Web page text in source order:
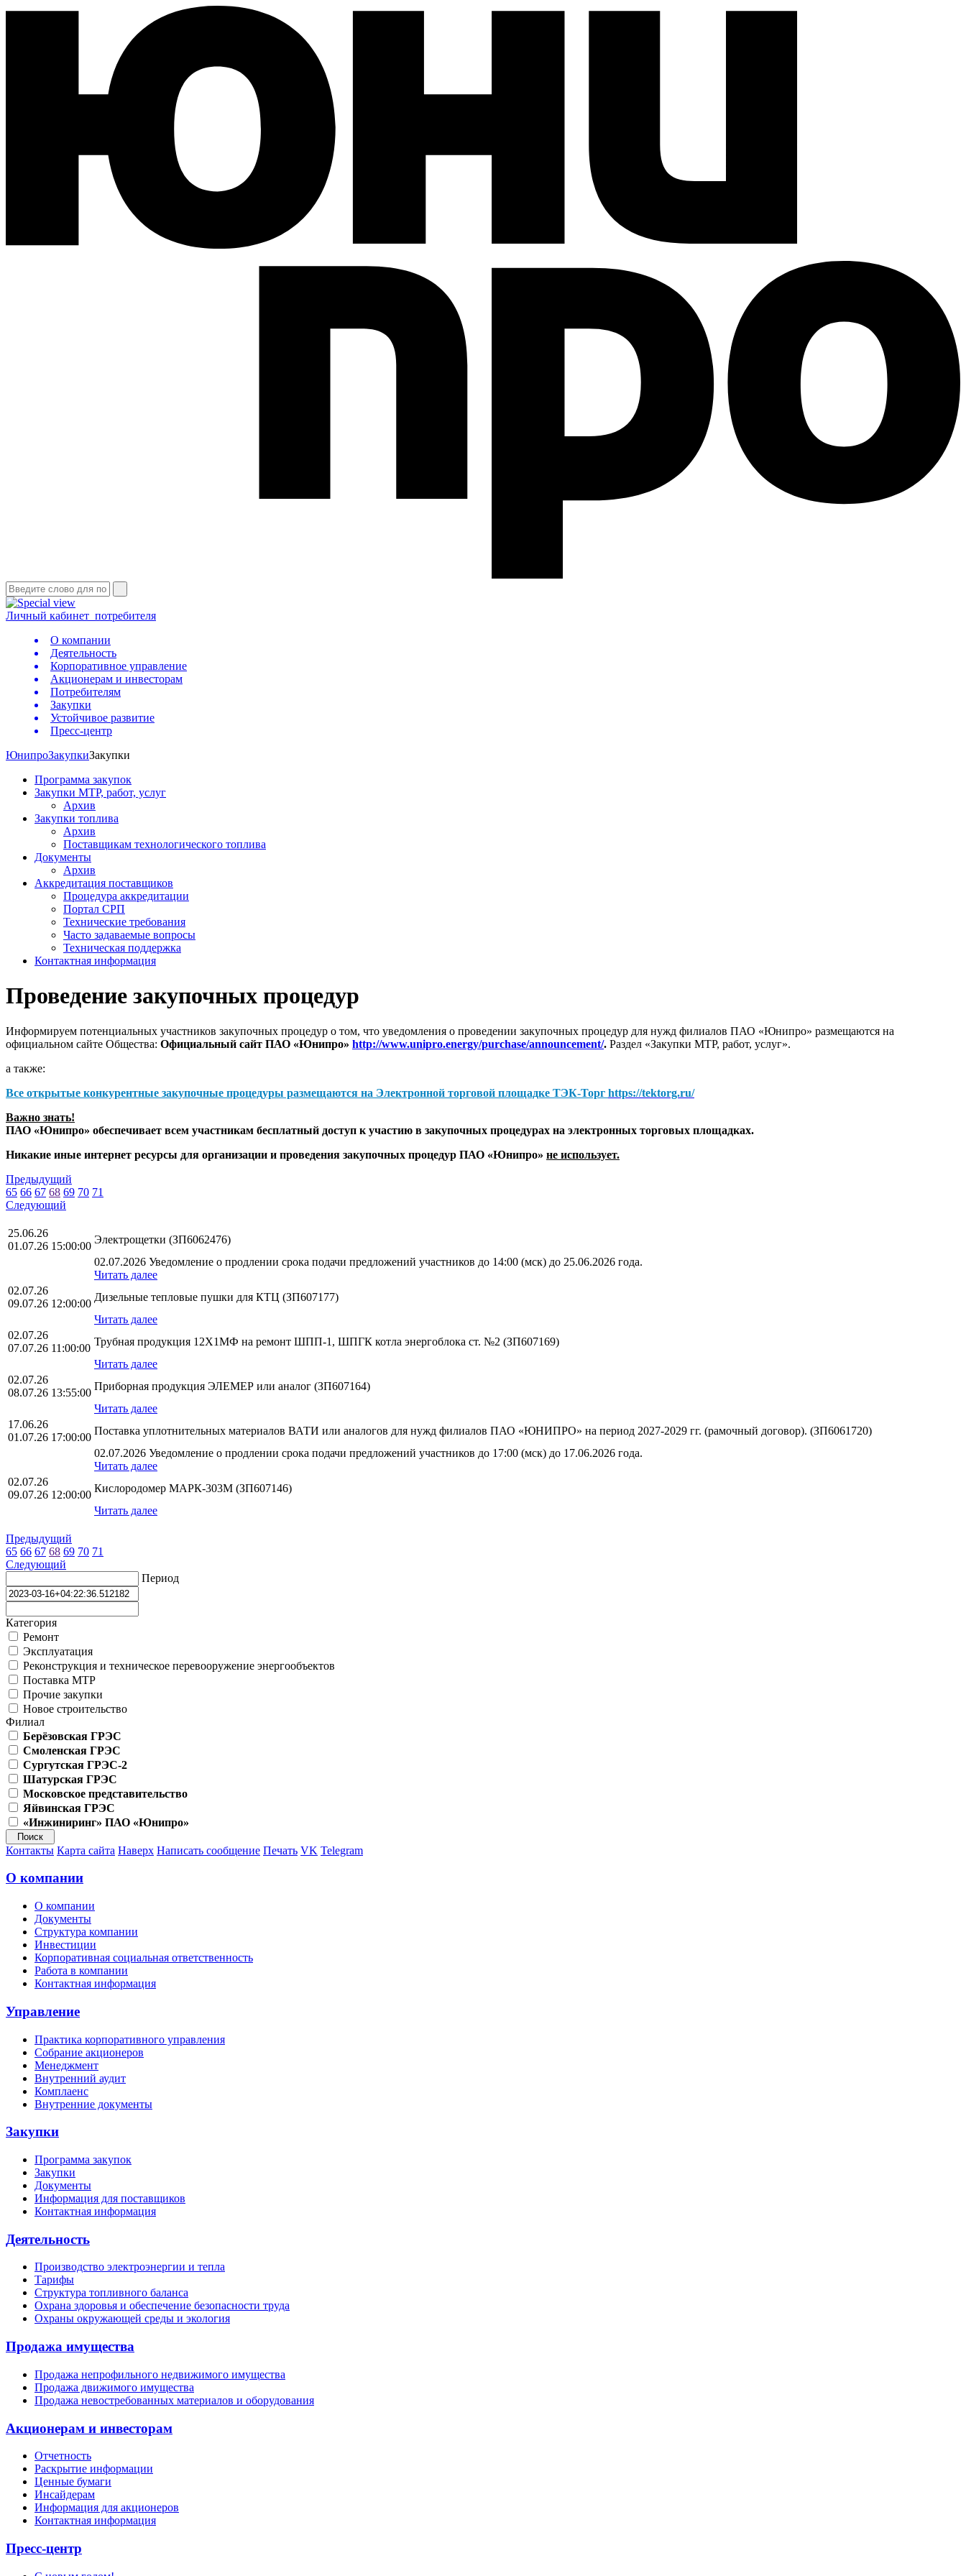
Личный кабинет потребителя
О компании
Деятельность
Корпоративное управление
Акционерам и инвесторам
Потребителям
Закупки
Устойчивое развитие
Пресс-центр
ЮнипроЗакупкиЗакупки
Программа закупок
Закупки МТР, работ, услуг
Архив
Закупки топлива
Архив
Поставщикам технологического топлива
Документы
Архив
Аккредитация поставщиков
Процедура аккредитации
Портал СРП
Технические требования
Часто задаваемые вопросы
Техническая поддержка
Контактная информация
Проведение закупочных процедур
Информируем потенциальных участников закупочных процедур о том, что уведомления о проведении закупочных процедур для нужд филиалов ПАО «Юнипро» размещаются на
официальном сайте Общества: Официальный сайт ПАО «Юнипро» http://www.unipro.energy/purchase/announcement/. Раздел «Закупки МТР, работ, услуг».
а также:
Все открытые конкурентные закупочные процедуры размещаются на Электронной торговой площадке ТЭК-Торг https://tektorg.ru/
Важно знать!
ПАО «Юнипро» обеспечивает всем участникам бесплатный доступ к участию в закупочных процедурах на электронных торговых площадках.
Никакие иные интернет ресурсы для организации и проведения закупочных процедур ПАО «Юнипро» не использует.
Предыдущий
65 66 67 68 69 70 71
Следующий
25.06.26
01.07.26 15:00:00
Электрощетки (ЗП6062476)
02.07.2026 Уведомление о продлении срока подачи предложений участников до 14:00 (мск) до 25.06.2026 года.
Читать далее
02.07.26
09.07.26 12:00:00
Дизельные тепловые пушки для КТЦ (ЗП607177)
Читать далее
02.07.26
07.07.26 11:00:00
Трубная продукция 12Х1МФ на ремонт ШПП-1, ШПГК котла энергоблока ст. №2 (ЗП607169)
Читать далее
02.07.26
08.07.26 13:55:00
Приборная продукция ЭЛЕМЕР или аналог (ЗП607164)
Читать далее
17.06.26
01.07.26 17:00:00
Поставка уплотнительных материалов ВАТИ или аналогов для нужд филиалов ПАО «ЮНИПРО» на период 2027-2029 гг. (рамочный договор). (ЗП6061720)
02.07.2026 Уведомление о продлении срока подачи предложений участников до 17:00 (мск) до 17.06.2026 года.
Читать далее
02.07.26
09.07.26 12:00:00
Кислородомер МАРК-303М (ЗП607146)
Читать далее
Предыдущий
65 66 67 68 69 70 71
Следующий
Период
Категория
Ремонт
Эксплуатация
Реконструкция и техническое перевооружение энергообъектов
Поставка МТР
Прочие закупки
Новое строительство
Филиал
Берёзовская ГРЭС
Смоленская ГРЭС
Сургутская ГРЭС-2
Шатурская ГРЭС
Московское представительство
Яйвинская ГРЭС
«Инжиниринг» ПАО «Юнипро»
Контакты Карта сайта Наверх Написать сообщение Печать VK Telegram
О компании
О компании
Документы
Структура компании
Инвестиции
Корпоративная социальная ответственность
Работа в компании
Контактная информация
Управление
Практика корпоративного управления
Собрание акционеров
Менеджмент
Внутренний аудит
Комплаенс
Внутренние документы
Закупки
Программа закупок
Закупки
Документы
Информация для поставщиков
Контактная информация
Деятельность
Производство электроэнергии и тепла
Тарифы
Структура топливного баланса
Охрана здоровья и обеспечение безопасности труда
Охраны окружающей среды и экология
Продажа имущества
Продажа непрофильного недвижимого имущества
Продажа движимого имущества
Продажа невостребованных материалов и оборудования
Акционерам и инвесторам
Отчетность
Раскрытие информации
Ценные бумаги
Инсайдерам
Информация для акционеров
Контактная информация
Пресс-центр